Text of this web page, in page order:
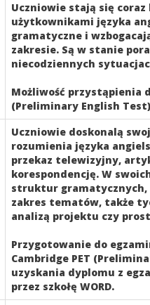
Uczniowie stają się
użytkownikami języka
gramatyczne i
zakresie. Są w stanie
niecodziennych
Możliwość przystąpienia
(Preliminary English
Uczniowie doskonalą
rozumienia języka
przekaz telewizyjny,
korespondencję. W
struktur gramatycznych,
zakres tematów, także
analizą projektu czy
Przygotowanie do
Cambridge PET
uzyskania dyplomu z
przez szkołę WORD.